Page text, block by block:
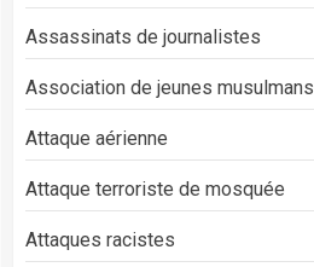
Assassinats de journalistes
Association de jeunes musulmans
Attaque aérienne
Attaque terroriste de mosquée
Attaques racistes